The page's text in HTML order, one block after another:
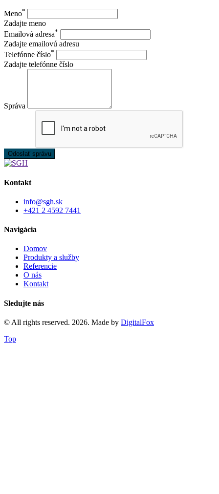
Meno*
Zadajte meno
Emailová adresa*
Zadajte emailovú adresu
Telefónne číslo*
Zadajte telefónne číslo
Správa
Odoslať správu
Kontakt
info@sgh.sk
+421 2 4592 7441
Navigácia
Domov
Produkty a služby
Referencie
O nás
Kontakt
Sledujte nás
© All rights reserved. 2026. Made by DigitalFox
Top